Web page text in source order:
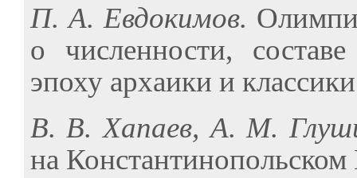
П. А. Евдокимов.
о численности,
эпоху архаики и
В. В. Хапаев, А. М.
на